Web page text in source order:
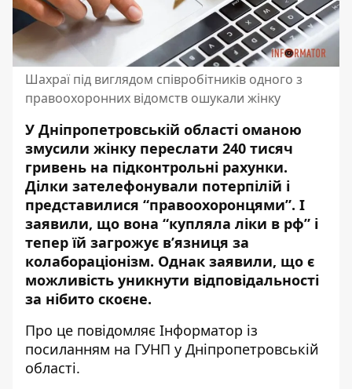
Шахраї під виглядом співробітників одного з
правоохоронних відомств ошукали жінку
У Дніпропетровській області оманою
змусили жінку переслати 240 тисяч
гривень на підконтрольні рахунки.
Ділки зателефонували потерпілій і
представилися “правоохоронцями”. І
заявили, що вона “купляла ліки в рф” і
тепер їй загрожує в’язниця за
колабораціонізм. Однак заявили, що є
можливість уникнути відповідальності
за нібито скоєне.
Про це повідомляє Інформатор із
посиланням на ГУНП у Дніпропетровській
області.